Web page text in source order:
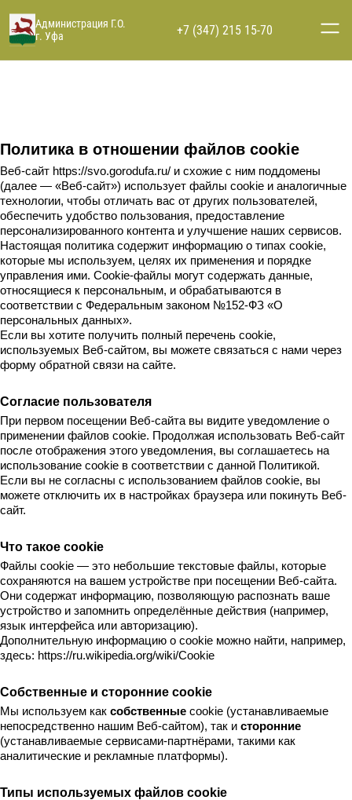
Администрация Г.О.
г. Уфа
+7 (347) 215 15-70
Политика в отношении файлов cookie
Веб-сайт https://svo.gorodufa.ru/ и схожие с ним поддомены
(далее — «Веб-сайт») использует файлы cookie и аналогичные
технологии, чтобы отличать вас от других пользователей,
обеспечить удобство пользования, предоставление
персонализированного контента и улучшение наших сервисов.
Настоящая политика содержит информацию о типах cookie,
которые мы используем, целях их применения и порядке
управления ими. Cookie-файлы могут содержать данные,
относящиеся к персональным, и обрабатываются в
соответствии с Федеральным законом №152-ФЗ «О
персональных данных».
Если вы хотите получить полный перечень cookie,
используемых Веб-сайтом, вы можете связаться с нами через
форму обратной связи на сайте.
Согласие пользователя
При первом посещении Веб-сайта вы видите уведомление о
применении файлов cookie. Продолжая использовать Веб-сайт
после отображения этого уведомления, вы соглашаетесь на
использование cookie в соответствии с данной Политикой.
Если вы не согласны с использованием файлов cookie, вы
можете отключить их в настройках браузера или покинуть Веб-
сайт.
Что такое cookie
Файлы cookie — это небольшие текстовые файлы, которые
сохраняются на вашем устройстве при посещении Веб-сайта.
Они содержат информацию, позволяющую распознать ваше
устройство и запомнить определённые действия (например,
язык интерфейса или авторизацию).
Дополнительную информацию о cookie можно найти, например,
здесь: https://ru.wikipedia.org/wiki/Cookie
Собственные и сторонние cookie
Мы используем как собственные cookie (устанавливаемые
непосредственно нашим Веб-сайтом), так и сторонние
(устанавливаемые сервисами-партнёрами, такими как
аналитические и рекламные платформы).
Типы используемых файлов cookie